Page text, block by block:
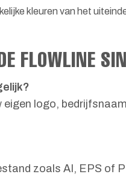
kleuren van het
FLOWLINE
logo,
zoals AI, EPS of